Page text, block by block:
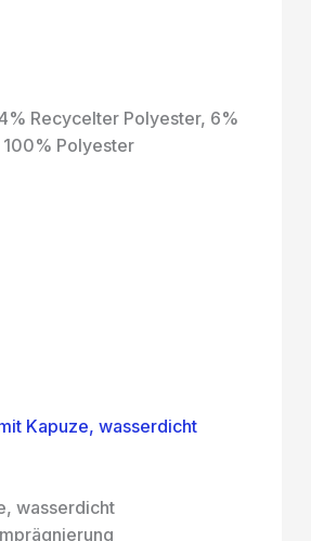
Recycelter Polyester, 6%
100% Polyester
Kapuze, wasserdicht
wasserdicht